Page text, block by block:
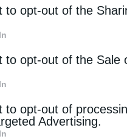
parties.
to opt-out of the
to opt-out of the Sale
to opt-out of
Advertising.
που
μάλιστα ότι η εν
σημασίας
παρέχοντας μια νέα
νέο